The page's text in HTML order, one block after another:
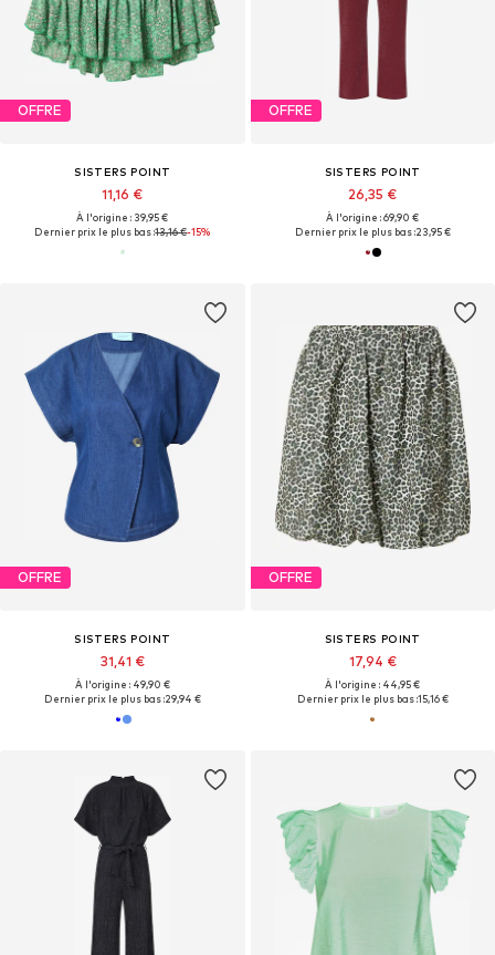
OFFRE
SISTERS POINT
11,16 €
À l'origine : 39,95 €
Dernier prix le plus bas :13,16 €-15%
OFFRE
SISTERS POINT
26,35 €
À l'origine : 69,90 €
Dernier prix le plus bas :23,95 €
OFFRE
SISTERS POINT
31,41 €
À l'origine : 49,90 €
Dernier prix le plus bas :29,94 €
OFFRE
SISTERS POINT
17,94 €
À l'origine : 44,95 €
Dernier prix le plus bas :15,16 €